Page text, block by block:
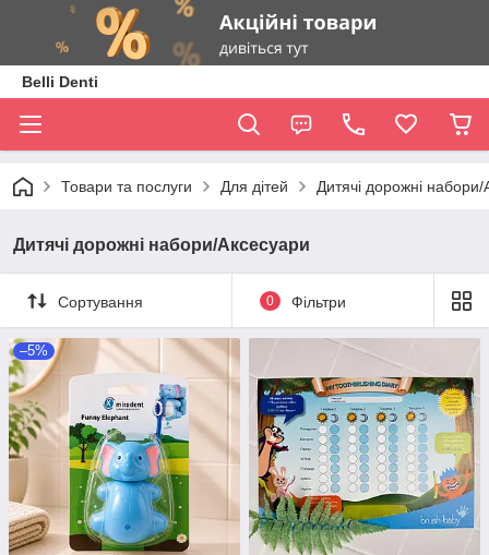
Belli Denti
Товари та послуги Для дітей Дитячі дорожні набори/
Дитячі дорожні набори/Аксесуари
Сортування 0 Фільтри
–5%